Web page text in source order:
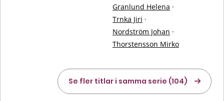
Granlund Helena ·
Trnka Jiri ·
Nordström Johan ·
Thorstensson Mirko
Se fler titlar i samma serie (104)